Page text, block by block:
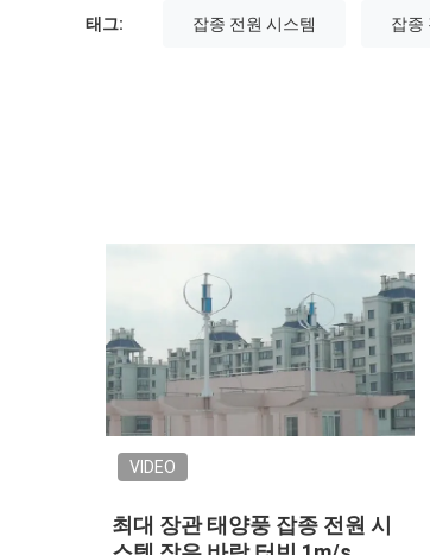
태그: 잡종 전원 시스템 잡종
VIDEO
최대 장관 태양풍 잡종 전원 시